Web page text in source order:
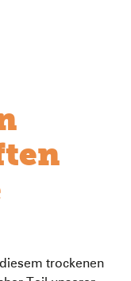
trockenen